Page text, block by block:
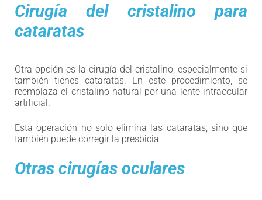
Cirugía del cristalino para
cataratas
Otra opción es la cirugía del cristalino, especialmente si
también tienes cataratas. En este procedimiento, se
reemplaza el cristalino natural por una lente intraocular
artificial.
Esta operación no solo elimina las cataratas, sino que
también puede corregir la presbicia.
Otras cirugías oculares